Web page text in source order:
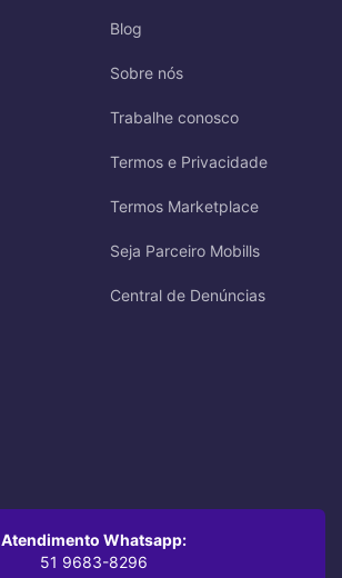
Blog
Sobre nós
Trabalhe conosco
Termos e Privacidade
Termos Marketplace
Seja Parceiro Mobills
Central de Denúncias
Atendimento Whatsapp:
51 9683-8296